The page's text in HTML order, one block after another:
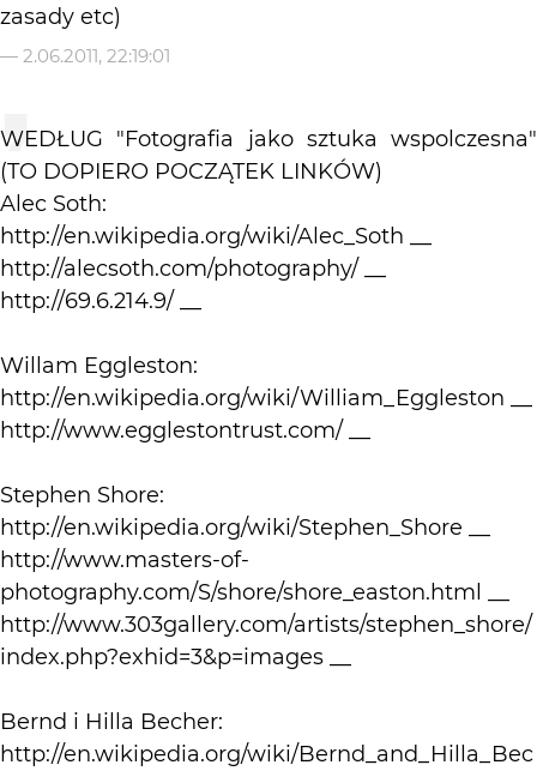
zasady etc)
— 2.06.2011, 22:19:01
WEDŁUG "Fotografia jako sztuka wspolczesna"
(TO DOPIERO POCZĄTEK LINKÓW)
Alec Soth:
http://en.wikipedia.org/wiki/Alec_Soth __
http://alecsoth.com/photography/ __
http://69.6.214.9/ __
Willam Eggleston:
http://en.wikipedia.org/wiki/William_Eggleston __
http://www.egglestontrust.com/ __
Stephen Shore:
http://en.wikipedia.org/wiki/Stephen_Shore __
http://www.masters-of-
photography.com/S/shore/shore_easton.html __
http://www.303gallery.com/artists/stephen_shore/
index.php?exhid=3&p=images __
Bernd i Hilla Becher:
http://en.wikipedia.org/wiki/Bernd_and_Hilla_Bec